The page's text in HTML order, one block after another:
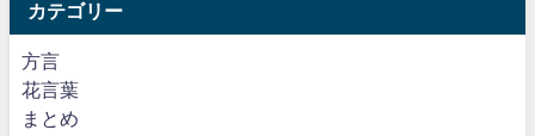
カテゴリー
方言
花言葉
まとめ